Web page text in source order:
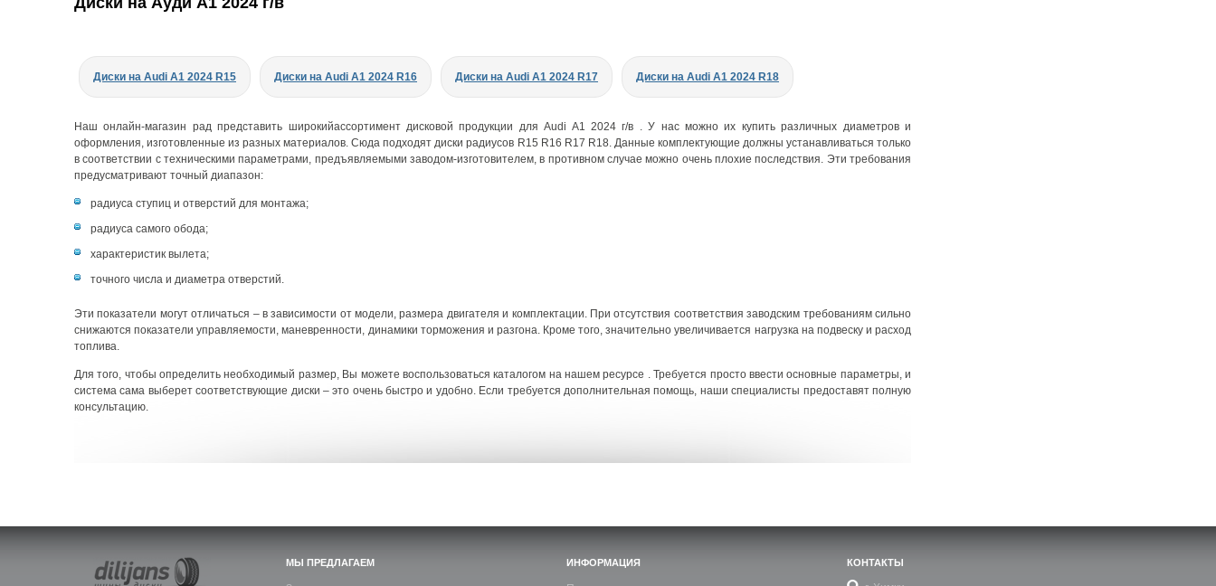
Диски на Audi A1 2024 R15 Диски на Audi A1 2024 R16 Диски на Audi A1 2024 R17 Диски на Audi A1 2024 R18
Наш онлайн-магазин рад представить широкийассортимент дисковой продукции для Audi A1 2024 г/в . У нас можно их купить различных диаметров и
оформления, изготовленные из разных материалов. Сюда подходят диски радиусов R15 R16 R17 R18. Данные комплектующие должны устанавливаться только
в соответствии с техническими параметрами, предъявляемыми заводом-изготовителем, в противном случае можно очень плохие последствия. Эти требования
предусматривают точный диапазон:
радиуса ступиц и отверстий для монтажа;
радиуса самого обода;
характеристик вылета;
точного числа и диаметра отверстий.
Эти показатели могут отличаться – в зависимости от модели, размера двигателя и комплектации. При отсутствия соответствия заводским требованиям сильно
снижаются показатели управляемости, маневренности, динамики торможения и разгона. Кроме того, значительно увеличивается нагрузка на подвеску и расход
топлива.
Для того, чтобы определить необходимый размер, Вы можете воспользоваться каталогом на нашем ресурсе . Требуется просто ввести основные параметры, и
система сама выберет соответствующие диски – это очень быстро и удобно. Если требуется дополнительная помощь, наши специалисты предоставят полную
консультацию.
МЫ ПРЕДЛАГАЕМ ИНФОРМАЦИЯ КОНТАКТЫ